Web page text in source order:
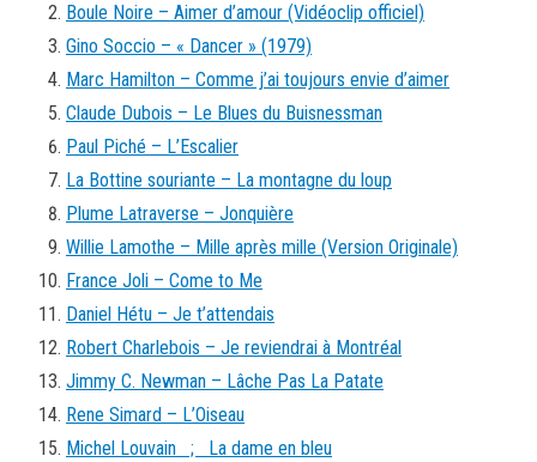
Boule Noire – Aimer d’amour (Vidéoclip officiel)
Gino Soccio – « Dancer » (1979)
Marc Hamilton – Comme j’ai toujours envie d’aimer
Claude Dubois – Le Blues du Buisnessman
Paul Piché – L’Escalier
La Bottine souriante – La montagne du loup
Plume Latraverse – Jonquière
Willie Lamothe – Mille après mille (Version Originale)
France Joli – Come to Me
Daniel Hétu – Je t’attendais
Robert Charlebois – Je reviendrai à Montréal
Jimmy C. Newman – Lâche Pas La Patate
Rene Simard – L’Oiseau
Michel Louvain ; La dame en bleu